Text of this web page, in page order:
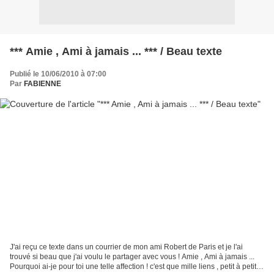
*** Amie , Ami à jamais ... *** / Beau texte
Publié le 10/06/2010 à 07:00
Par FABIENNE
J'ai reçu ce texte dans un courrier de mon ami Robert de Paris et je l'ai
trouvé si beau que j'ai voulu le partager avec vous ! Amie , Ami à jamais ...
Pourquoi ai-je pour toi une telle affection ! c'est que mille liens , petit à petit ,